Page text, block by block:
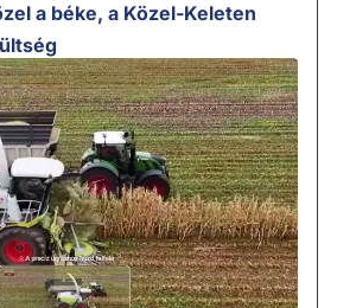
a béke, a Közel-Keleten